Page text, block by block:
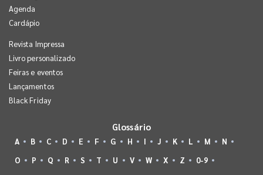
Agenda
Cardápio
Revista Impressa
Livro personalizado
Feiras e eventos
Lançamentos
Black Friday
Glossário
A B C D E F G H I J K L M
N
O
P Q R S T U V W X Z 0-9